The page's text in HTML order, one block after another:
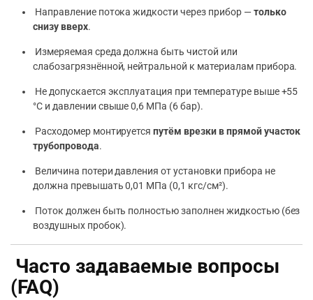
Направление потока жидкости через прибор —только
снизу вверх.
Измеряемая среда должна быть чистой или
слабозагрязнённой, нейтральной к материалам прибора.
Не допускается эксплуатация при температуре выше +55
°C и давлении свыше 0,6 МПа (6 бар).
Расходомер монтируетсяпутём врезки в прямой участок
трубопровода.
Величина потери давления от установки прибора не
должна превышать 0,01 МПа (0,1 кгс/см²).
Поток должен быть полностью заполнен жидкостью (без
воздушных пробок).
Часто задаваемые вопросы
(FAQ)